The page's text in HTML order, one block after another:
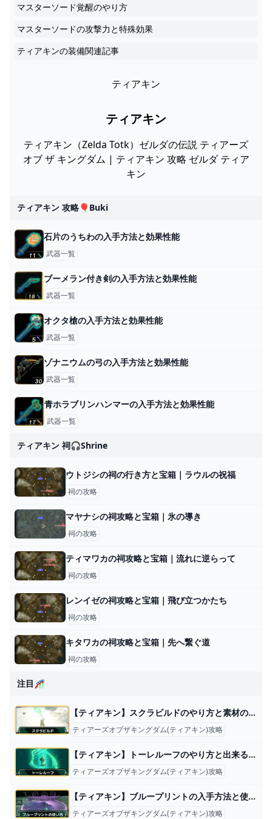
マスターソード覚醒のやり方
マスターソードの攻撃力と特殊効果
ティアキンの装備関連記事
ティアキン
ティアキン
ティアキン（Zelda Totk）ゼルダの伝説 ティアーズ
オブ ザ キングダム | ティアキン 攻略 ゼルダ ティア
キン
ティアキン 攻略🎈buki
石片のうちわの入手方法と効果性能
武器一覧
ブーメラン付き剣の入手方法と効果性能
武器一覧
オクタ槍の入手方法と効果性能
武器一覧
ゾナニウムの弓の入手方法と効果性能
武器一覧
青ホラブリンハンマーの入手方法と効果性能
武器一覧
ティアキン 祠🎧shrine
ウトジシの祠の行き方と宝箱｜ラウルの祝福
祠の攻略
マヤナシの祠攻略と宝箱｜氷の導き
祠の攻略
ティマワカの祠攻略と宝箱｜流れに逆らって
祠の攻略
レンイゼの祠攻略と宝箱｜飛び立つかたち
祠の攻略
キタワカの祠攻略と宝箱｜先へ繋ぐ道
祠の攻略
注目🎢
【ティアキン】スクラビルドのやり方と素材の外し方【ゼルダの伝説ティアーズオブザキングダム】
ティアーズオブザキングダム(ティアキン)攻略
【ティアキン】トーレルーフのやり方と出来ること【ゼルダの伝説ティアーズオブザキングダム】
ティアーズオブザキングダム(ティアキン)攻略
【ティアキン】ブループリントの入手方法と使い方｜5つ目の能力【ゼルダの伝説ティアーズオブザキングダム】
ティアーズオブザキングダム(ティアキン)攻略